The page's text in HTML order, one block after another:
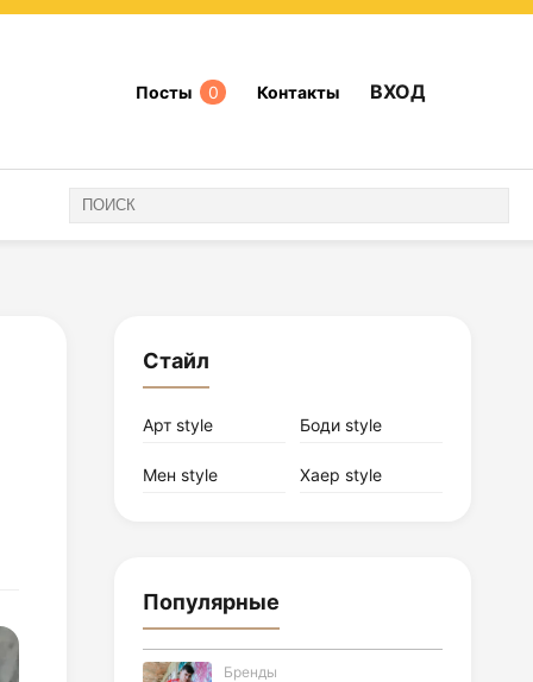
Посты 0 Контакты ВХОД
Стайл
Арт style Боди style
Мен style Хаер style
Популярные
Бренды